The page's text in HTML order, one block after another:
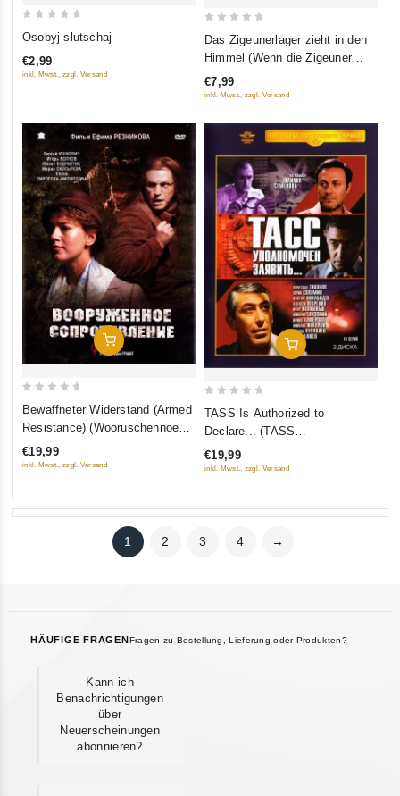
of
Osobyj slutschaj
€2,99
inkl. Mwst., zzgl. Versand
5
Das Zigeunerlager zieht in den
Himmel (Wenn die Zigeuner
ziehen) (Tabor uhodit v nebo)
€7,99
inkl. Mwst., zzgl. Versand
In Den Warenkorb
5
Bewaffneter Widerstand (Armed
Resistance) (Wooruschennoe
soprotiwlenie) (RUSCICO)
€19,99
inkl. Mwst., zzgl. Versand
In Den Warenkorb
5
TASS Is Authorized to
Declare... (TASS
upolnomotschen sajawit...) (2
DVD)
€19,99
inkl. Mwst., zzgl. Versand
1 2 3 4 →
HÄUFIGE FRAGENFragen zu Bestellung, Lieferung oder Produkten?
Kann ich
Benachrichtigungen
über
Neuerscheinungen
abonnieren?